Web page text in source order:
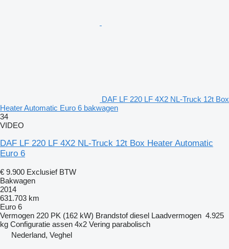
DAF LF 220 LF 4X2 NL-Truck 12t Box
Heater Automatic Euro 6 bakwagen
34
VIDEO
DAF LF 220 LF 4X2 NL-Truck 12t Box Heater Automatic
Euro 6
€ 9.900 Exclusief BTW
Bakwagen
2014
631.703 km
Euro 6
Vermogen 220 PK (162 kW) Brandstof diesel Laadvermogen 4.925
kg Configuratie assen 4x2 Vering parabolisch
Nederland, Veghel